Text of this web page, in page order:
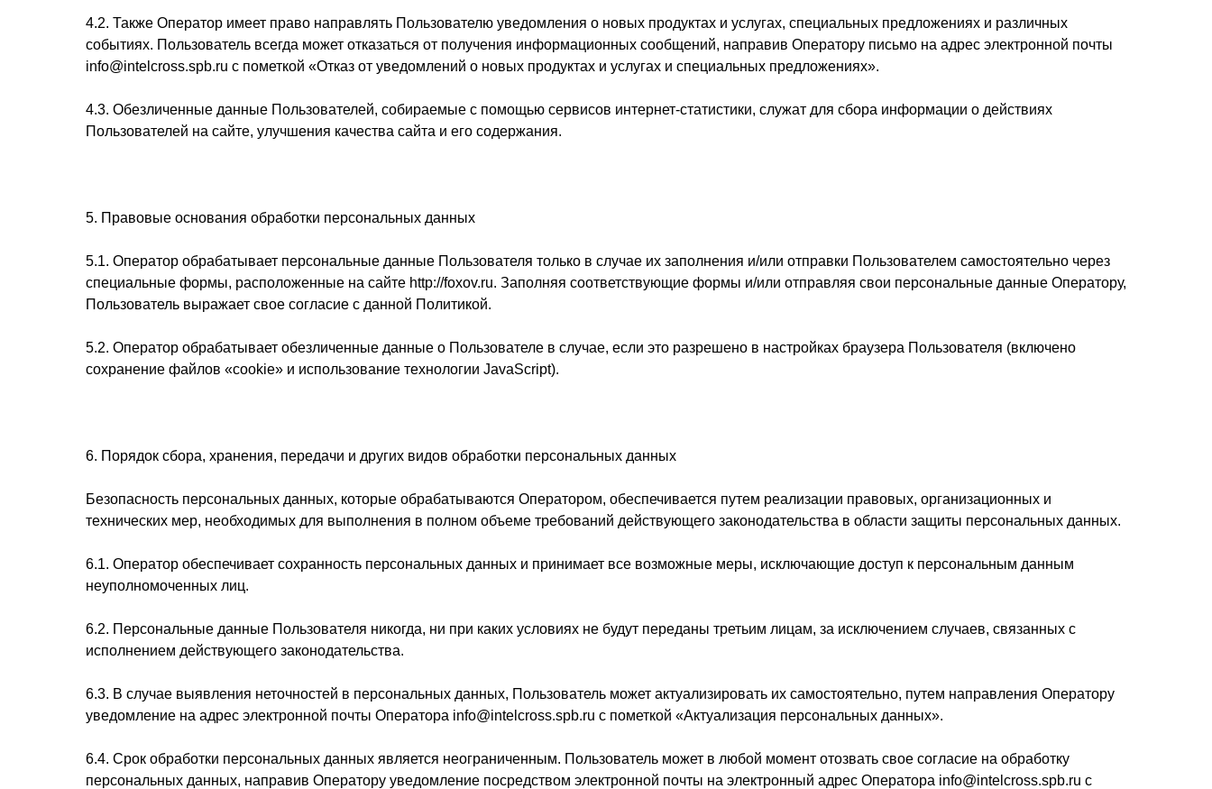
4.2. Также Оператор имеет право направлять Пользователю уведомления о новых продуктах и услугах, специальных предложениях и различных
событиях. Пользователь всегда может отказаться от получения информационных сообщений, направив Оператору письмо на адрес электронной почты
info@intelcross.spb.ru с пометкой «Отказ от уведомлений о новых продуктах и услугах и специальных предложениях».
4.3. Обезличенные данные Пользователей, собираемые с помощью сервисов интернет-статистики, служат для сбора информации о действиях
Пользователей на сайте, улучшения качества сайта и его содержания.
5. Правовые основания обработки персональных данных
5.1. Оператор обрабатывает персональные данные Пользователя только в случае их заполнения и/или отправки Пользователем самостоятельно через
специальные формы, расположенные на сайте http://foxov.ru. Заполняя соответствующие формы и/или отправляя свои персональные данные Оператору,
Пользователь выражает свое согласие с данной Политикой.
5.2. Оператор обрабатывает обезличенные данные о Пользователе в случае, если это разрешено в настройках браузера Пользователя (включено
сохранение файлов «cookie» и использование технологии JavaScript).
6. Порядок сбора, хранения, передачи и других видов обработки персональных данных
Безопасность персональных данных, которые обрабатываются Оператором, обеспечивается путем реализации правовых, организационных и
технических мер, необходимых для выполнения в полном объеме требований действующего законодательства в области защиты персональных данных.
6.1. Оператор обеспечивает сохранность персональных данных и принимает все возможные меры, исключающие доступ к персональным данным
неуполномоченных лиц.
6.2. Персональные данные Пользователя никогда, ни при каких условиях не будут переданы третьим лицам, за исключением случаев, связанных с
исполнением действующего законодательства.
6.3. В случае выявления неточностей в персональных данных, Пользователь может актуализировать их самостоятельно, путем направления Оператору
уведомление на адрес электронной почты Оператора info@intelcross.spb.ru с пометкой «Актуализация персональных данных».
6.4. Срок обработки персональных данных является неограниченным. Пользователь может в любой момент отозвать свое согласие на обработку
персональных данных, направив Оператору уведомление посредством электронной почты на электронный адрес Оператора info@intelcross.spb.ru с